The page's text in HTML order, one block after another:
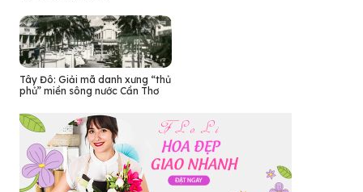
Tây Đô: Giải mã danh xưng “thủ
phủ” miền sông nước Cần Thơ